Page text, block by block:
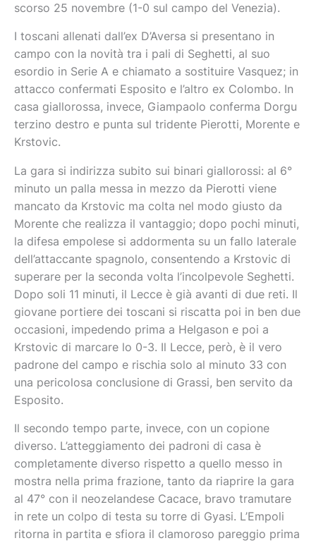
scorso 25 novembre (1-0 sul campo del Venezia).
I toscani allenati dall’ex D’Aversa si presentano in
campo con la novità tra i pali di Seghetti, al suo
esordio in Serie A e chiamato a sostituire Vasquez; in
attacco confermati Esposito e l’altro ex Colombo. In
casa giallorossa, invece, Giampaolo conferma Dorgu
terzino destro e punta sul tridente Pierotti, Morente e
Krstovic.
La gara si indirizza subito sui binari giallorossi: al 6°
minuto un palla messa in mezzo da Pierotti viene
mancato da Krstovic ma colta nel modo giusto da
Morente che realizza il vantaggio; dopo pochi minuti,
la difesa empolese si addormenta su un fallo laterale
dell’attaccante spagnolo, consentendo a Krstovic di
superare per la seconda volta l’incolpevole Seghetti.
Dopo soli 11 minuti, il Lecce è già avanti di due reti. Il
giovane portiere dei toscani si riscatta poi in ben due
occasioni, impedendo prima a Helgason e poi a
Krstovic di marcare lo 0-3. Il Lecce, però, è il vero
padrone del campo e rischia solo al minuto 33 con
una pericolosa conclusione di Grassi, ben servito da
Esposito.
Il secondo tempo parte, invece, con un copione
diverso. L’atteggiamento dei padroni di casa è
completamente diverso rispetto a quello messo in
mostra nella prima frazione, tanto da riaprire la gara
al 47° con il neozelandese Cacace, bravo tramutare
in rete un colpo di testa su torre di Gyasi. L’Empoli
ritorna in partita e sfiora il clamoroso pareggio prima